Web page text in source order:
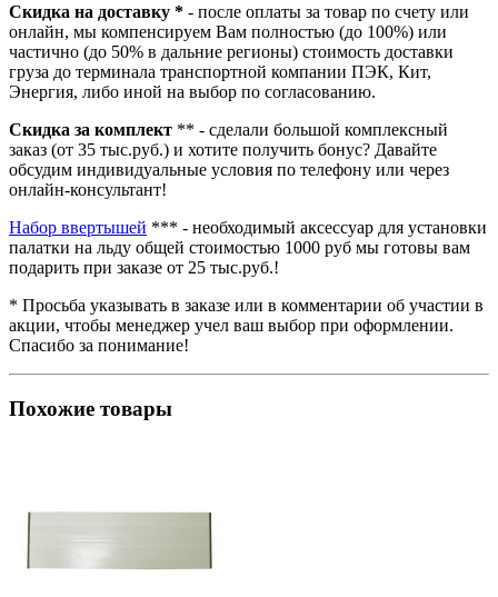
Скидка на доставку * - после оплаты за товар по счету или
онлайн, мы компенсируем Вам полностью (до 100%) или
частично (до 50% в дальние регионы) стоимость доставки
груза до терминала транспортной компании ПЭК, Кит,
Энергия, либо иной на выбор по согласованию.
Скидка за комплект ** - сделали большой комплексный
заказ (от 35 тыс.руб.) и хотите получить бонус? Давайте
обсудим индивидуальные условия по телефону или через
онлайн-консультант!
Набор ввертышей *** - необходимый аксессуар для установки
палатки на льду общей стоимостью 1000 руб мы готовы вам
подарить при заказе от 25 тыс.руб.!
* Просьба указывать в заказе или в комментарии об участии в
акции, чтобы менеджер учел ваш выбор при оформлении.
Спасибо за понимание!
Похожие товары